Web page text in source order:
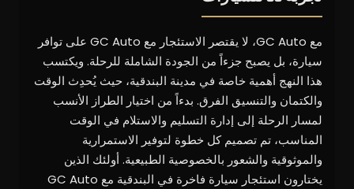
مع GC Auto، لا يقتصر الاستئجار مع GC Auto على توافر
سيارة، بل يصبح جزءاً من الجودة الشاملة للرحلة. ويكتسب
هذا النهج أهمية خاصة في مدينة البندقية، حيث يُحدِث الوقت
والكتمان والتنسيق الفرق. بدءاً من اختيار الطراز الأنسب
لمسار الرحلة إلى إدارة التسليم والاستلام في الوقت
المناسب، تم تصميم كل خطوة لتوفير الاستمرارية
والموثوقية والشعور بالخصوصية الطبيعية. أولئك الذين
يختارون استئجار سيارة فاخرة في البندقية مع GC Auto